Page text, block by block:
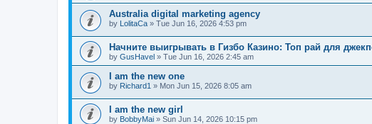
Australia digital marketing agency
by LolitaCa » Tue Jun 16, 2026 4:53 pm
Начните выигрывать в Гизбо Казино: Топ рай для
by GusHavel » Tue Jun 16, 2026 2:45 am
I am the new one
by Richard1 » Mon Jun 15, 2026 8:05 am
I am the new girl
by BobbyMai » Sun Jun 14, 2026 10:15 pm